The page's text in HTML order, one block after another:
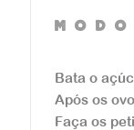
Doces
Bata o
Após os
Faça os